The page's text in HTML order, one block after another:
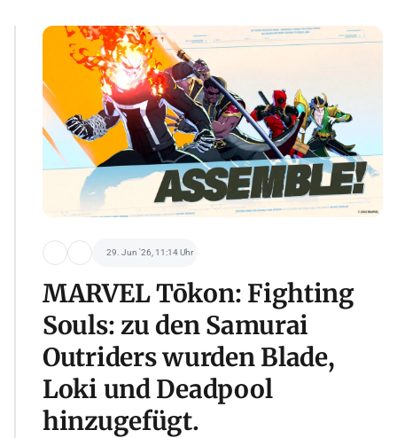
29. Jun '26, 11:14 Uhr
MARVEL Tōkon: Fighting
Souls: zu den Samurai
Outriders wurden Blade,
Loki und Deadpool
hinzugefügt.